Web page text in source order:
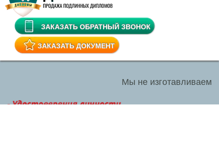
ЗАКАЗАТЬ ОБРАТНЫЙ ЗВОНОК
ЗАКАЗАТЬ ДОКУМЕНТ
Мы не изготавливаем